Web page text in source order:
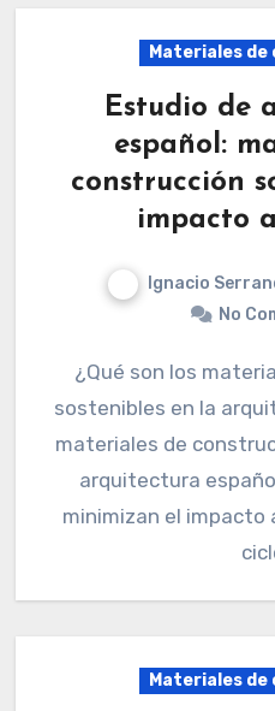
Materiales
Estudio de
español:
construcción
impacto
Ignacio
No
¿Qué son los materiales de construcción
sostenibles en la
materiales de
arquitectura
minimizan el
Materiales